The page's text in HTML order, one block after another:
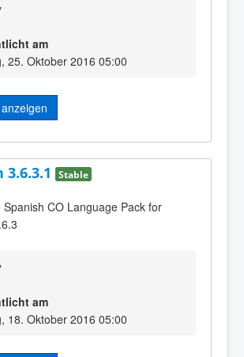
am
25. Oktober 2016 05:00
3.6.3.1 Stable
Spanish CO Language Pack for
am
18. Oktober 2016 05:00